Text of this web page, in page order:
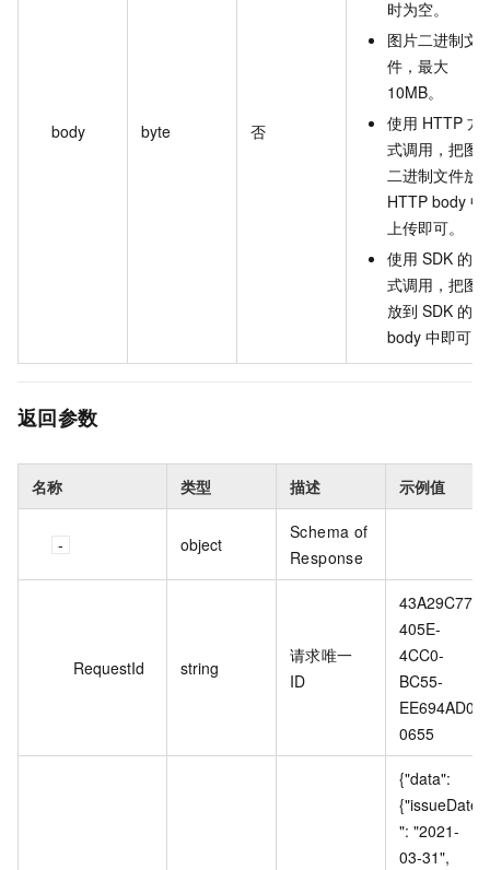
body byte 否
时为空。
图片二进制文
件，最大
10MB。
使用 HTTP 方
式调用，把图
二进制文件放
HTTP body 中
上传即可。
使用 SDK 的方
式调用，把图
放到 SDK 的
body 中即可。
返回参数
名称 类型 描述 示例值
object
Schema of
Response
RequestId string
请求唯一
ID
43A29C77-
405E-
4CC0-
BC55-
EE694AD0
0655
{"data":
{"issueDate
": "2021-
03-31",